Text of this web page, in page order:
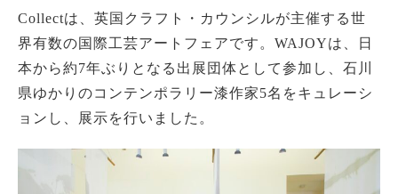
Collectは、英国クラフト・カウンシルが主催する世
界有数の国際工芸アートフェアです。WAJOYは、日
本から約7年ぶりとなる出展団体として参加し、石川
県ゆかりのコンテンポラリー漆作家5名をキュレーシ
ョンし、展示を行いました。